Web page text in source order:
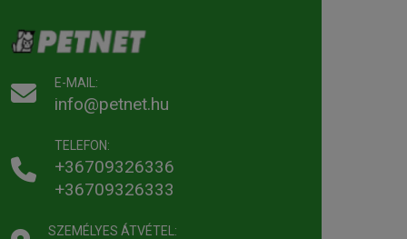
E-MAIL:
info@petnet.hu
TELEFON:
+36709326336
+36709326333
SZEMÉLYES ÁTVÉTEL: